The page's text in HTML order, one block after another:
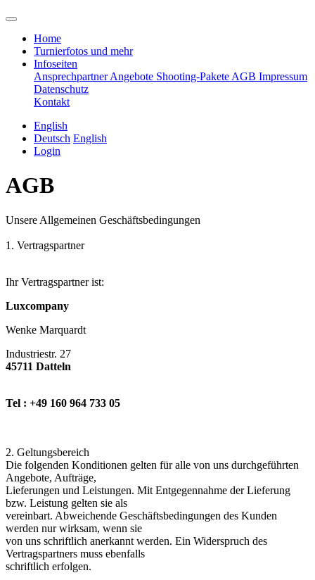
Home
Turnierfotos und mehr
Infoseiten
AnsprechpartnerAngebote Shooting-Pakete AGB Impressum
Datenschutz
Kontakt
English
Deutsch English
Login
AGB
Unsere Allgemeinen Geschäftsbedingungen
1. Vertragspartner
Ihr Vertragspartner ist:
Luxcompany
Wenke Marquardt
Industriestr. 27
45711 Datteln
Tel : +49 160 964 733 05
2. Geltungsbereich
Die folgenden Konditionen gelten für alle von uns durchgeführten
Angebote, Aufträge,
Lieferungen und Leistungen. Mit Entgegennahme der Lieferung
bzw. Leistung gelten sie als
vereinbart. Abweichende Geschäftsbedingungen des Kunden
werden nur wirksam, wenn sie
von uns schriftlich anerkannt werden. Ein Widerspruch des
Vertragspartners muss ebenfalls
schriftlich erfolgen.